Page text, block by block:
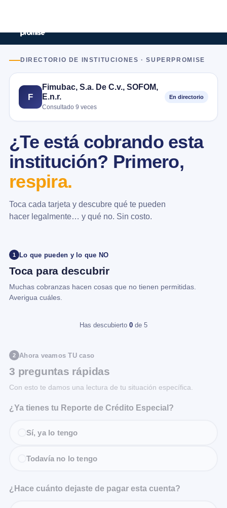
DIRECTORIO DE INSTITUCIONES · SUPERPROMISE
F
Fimubac, S.a. De C.v., SOFOM,
E.n.r.
Consultado 9 veces
En directorio
¿Te está cobrando esta
institución? Primero,
respira.
Toca cada tarjeta y descubre qué te pueden
hacer legalmente… y qué no. Sin costo.
1 Lo que pueden y lo que NO
Toca para descubrir
Muchas cobranzas hacen cosas que no tienen permitidas.
Averigua cuáles.
Has descubierto 0 de 5
2 Ahora veamos TU caso
3 preguntas rápidas
Con esto te damos una lectura de tu situación específica.
¿Ya tienes tu Reporte de Crédito Especial?
Sí, ya lo tengo
Todavía no lo tengo
¿Hace cuánto dejaste de pagar esta cuenta?